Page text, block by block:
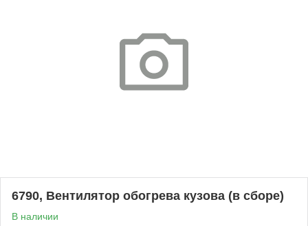
6790, Вентилятор обогрева кузова (в сборе)
В наличии